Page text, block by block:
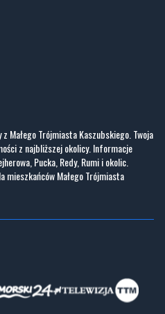
Trójmiasta Kaszubskiego. Twoja
z najbliższej okolicy. Informacje
Pucka, Redy, Rumi i okolic.
mieszkańców Małego Trójmiasta